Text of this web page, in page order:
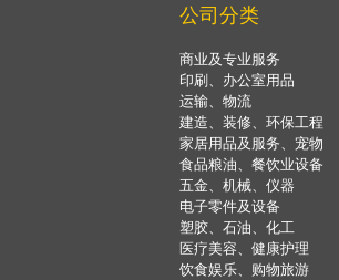
公司分类
商业及专业服务
印刷、办公室用品
运输、物流
建造、装修、环保工程
家居用品及服务、宠物
食品粮油、餐饮业设备
五金、机械、仪器
电子零件及设备
塑胶、石油、化工
医疗美容、健康护理
饮食娱乐、购物旅游